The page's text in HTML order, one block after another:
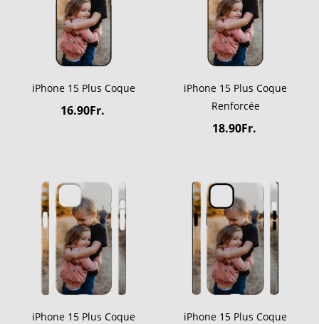
iPhone 15 Plus Coque
16.90Fr.
iPhone 15 Plus Coque
Renforcée
18.90Fr.
iPhone 15 Plus Coque
iPhone 15 Plus Coque